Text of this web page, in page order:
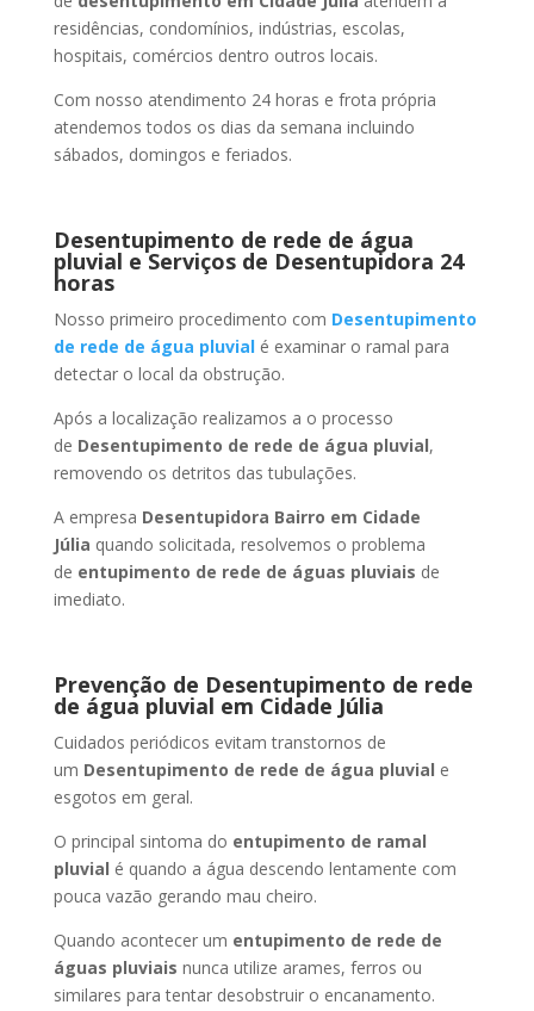
residências, condomínios, indústrias, escolas,
hospitais, comércios dentro outros locais.
Com nosso atendimento 24 horas e frota própria
atendemos todos os dias da semana incluindo
sábados, domingos e feriados.
Desentupimento de rede de água
pluvial e Serviços de Desentupidora 24
horas
Nosso primeiro procedimento com Desentupimento
de rede de água pluvialé examinar o ramal para
detectar o local da obstrução.
Após a localização realizamos a o processo
de Desentupimento de rede de água pluvial,
removendo os detritos das tubulações.
A empresa Desentupidora Bairro em Cidade
Júlia quando solicitada, resolvemos o problema
de entupimento de rede de águas pluviais de
imediato.
Prevenção de Desentupimento de rede
de água pluvial em Cidade Júlia
Cuidados periódicos evitam transtornos de
um Desentupimento de rede de água pluvial e
esgotos em geral.
O principal sintoma do entupimento de ramal
pluvial é quando a água descendo lentamente com
pouca vazão gerando mau cheiro.
Quando acontecer um entupimento de rede de
águas pluviais nunca utilize arames, ferros ou
similares para tentar desobstruir o encanamento.